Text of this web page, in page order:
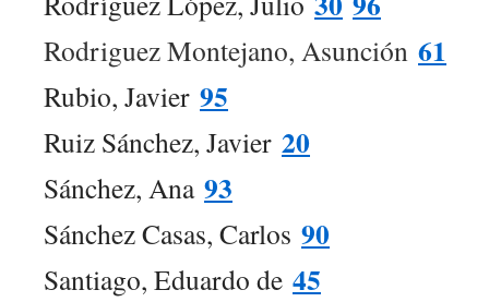
Rodriguez Montejano, Asunción 61
Rubio, Javier 95
Ruiz Sánchez, Javier 20
Sánchez, Ana 93
Sánchez Casas, Carlos 90
Santiago, Eduardo de 45